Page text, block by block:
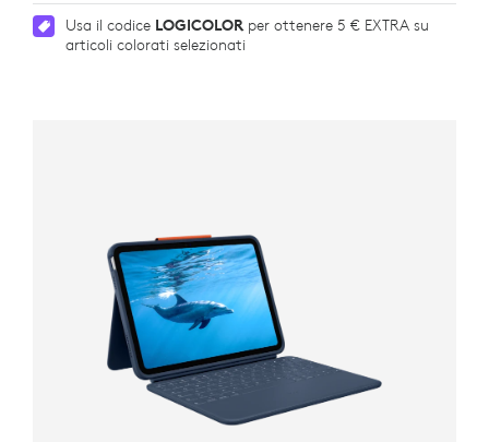
Usa il codice LOGICOLORper ottenere 5 € EXTRA su
articoli colorati selezionati